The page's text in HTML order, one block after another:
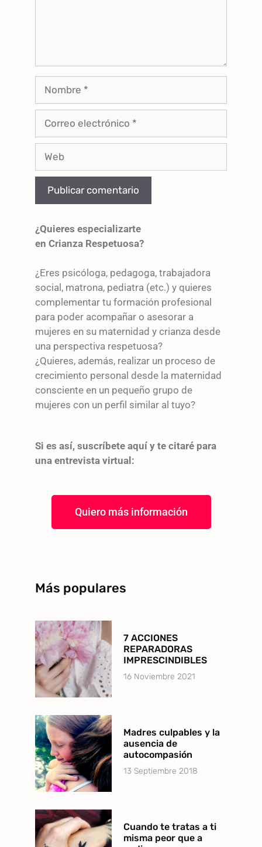
¿Quieres especializarte
en Crianza Respetuosa?
¿Eres psicóloga, pedagoga, trabajadora
social, matrona, pediatra (etc.) y quieres
complementar tu formación profesional
para poder acompañar o asesorar a
mujeres en su maternidad y crianza desde
una perspectiva respetuosa?
¿Quieres, además, realizar un proceso de
crecimiento personal desde la maternidad
consciente en un pequeño grupo de
mujeres con un perfil similar al tuyo?
Si es así, suscríbete aquí y te citaré para
una entrevista virtual:
Quiero más información
Más populares
7 ACCIONES
REPARADORAS
IMPRESCINDIBLES
16 Noviembre 2021
Madres culpables y la
ausencia de
autocompasión
13 Septiembre 2018
Cuando te tratas a ti
misma peor que a